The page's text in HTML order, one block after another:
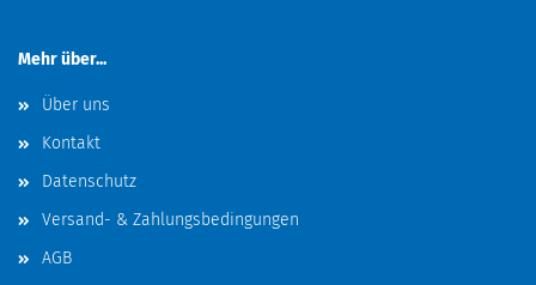
Mehr über...
Über uns
Kontakt
Datenschutz
Versand- & Zahlungsbedingungen
AGB